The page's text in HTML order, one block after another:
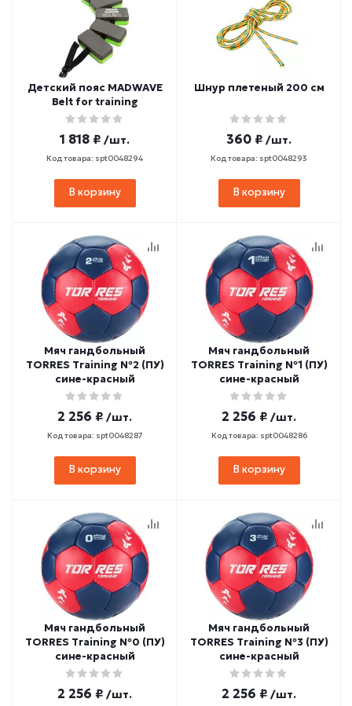
Детский пояс MADWAVE
Belt for training
1 818 ₽ /шт.
Код товара: spt0048294
В корзину
Шнур плетеный 200 см
360 ₽ /шт.
Код товара: spt0048293
В корзину
Мяч гандбольный
TORRES Training №2 (ПУ)
сине-красный
2 256 ₽ /шт.
Код товара: spt0048287
В корзину
Мяч гандбольный
TORRES Training №1 (ПУ)
сине-красный
2 256 ₽ /шт.
Код товара: spt0048286
В корзину
Мяч гандбольный
TORRES Training №0 (ПУ)
сине-красный
2 256 ₽ /шт.
Мяч гандбольный
TORRES Training №3 (ПУ)
сине-красный
2 256 ₽ /шт.